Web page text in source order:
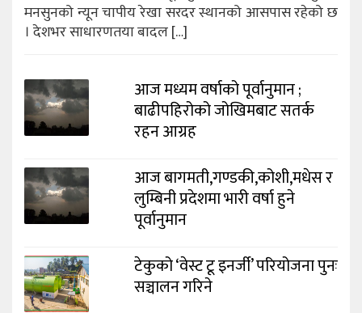
मनसुनको न्यून चापीय रेखा सरदर स्थानको आसपास रहेको छ
। देशभर साधारणतया बादल […]
आज मध्यम वर्षाको पूर्वानुमान ;
बाढीपहिरोको जोखिमबाट सतर्क
रहन आग्रह
आज बागमती,गण्डकी,कोशी,मधेस र
लुम्बिनी प्रदेशमा भारी वर्षा हुने
पूर्वानुमान
टेकुको ‘वेस्ट टू इनर्जी’ परियोजना पुनः
सञ्चालन गरिने